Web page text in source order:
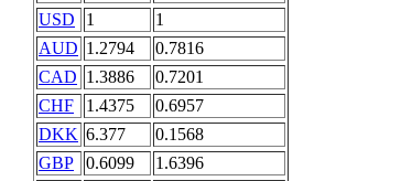
USD
1
1
AUD 1.2794
0.7816
CAD 1.3886
0.7201
CHF
1.4375
0.6957
DKK 6.377
0.1568
GBP
0.6099
1.6396